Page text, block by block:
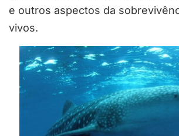
e outros aspectos da
vivos.